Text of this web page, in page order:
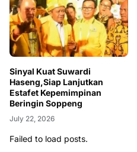
Sinyal Kuat Suwardi
Haseng,Siap Lanjutkan
Estafet Kepemimpinan
Beringin Soppeng
July 22, 2026
Failed to load posts.